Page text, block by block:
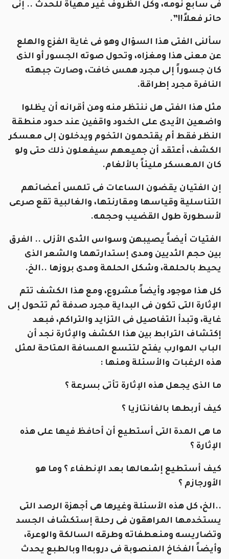
فى سابع نومه، وكل الظروف غير مهيأة للحدث .. إنى
حائر فعلاً!!”.
سألنى الفتى هذا السؤال وهو فى غاية الفزع والهلع
عن معنى هذا ومغزاه، وتحول صوته الجسور أو الذى
كان جسوراً إلى مجرد همس خافت، وصارت جبهته
النافرة مجرد إطراقة.
مثل هذا الفتى هل ننتظر منه ومن أقرانه أن يظلوا
واضعين الأيدى على الخدود واقفين عند حدود منطقة
النظر فقط أم يقتحمون التخوم ويدخلون إلى معسكر
الكشف، أعتقد أن جميعهم سيفعلون ذلك حتى ولو
كان المعسكر مليئاً بالألغام.
إن الفتيان يقضون الساعات فى تلمس أعضائهم
التناسلية وقياسها ومقارنتها، والغالبية تقع صرعى
لأسطورة طول القضيب وحجمه.
الفتيات أيضاً يصيبهن وسواس الثدى الأزلى .. الفرق
بين حجم الثديين ومدى إستدارتهما والشعر الذى
يحيط بالحلمة، وشكل الحلمة ومدى بروزها ..الخ.
كل هذا موجود وأيضاً مشروع، ومع هذا الكشف تتم
الإثارة التى تكون فى البداية مجرد صدفة ثم تتحول إلى
غاية، وتبدأ التفاصيل فى التزايد والتراكم، فبعد
إكتشاف الترابط بين هذا الكشف والإثارة نجد أن
الباب الموارب يفتح لتتسع المسافة المتاحة لمثل
هذه الرغبات والأسئلة ومنها :
ما الذى يجعل هذه الإثارة تأتى بسرعة ؟
كيف أربطها بالفانتازيا ؟
ما هى المدة التى أستطيع أن أحافظ فيها على هذه
الإثارة ؟
كيف أستطيع إشعالها بعد الإنطفاء ؟ وما هو
الأورجازم ؟
..الخ، كل هذه الأسئلة وغيرها هى أجهزة الرصد التى
يستخدمها المراهقون فى رحلة إستكشاف الجسد
وتضاريسه ومنعطفاته وطرقه السالكة والوعرة،
وأيضاً الفخاخ المنصوبة فى دروبه!! وبالطبع يحدث